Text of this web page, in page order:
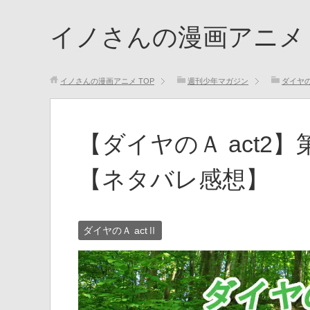
イノさんの漫画アニメ
イノさんの漫画アニメ TOP 週刊少年マガジン ダイヤ
【ダイヤのＡ act2
【ネタバレ感想】
ダイヤのＡ actⅡ